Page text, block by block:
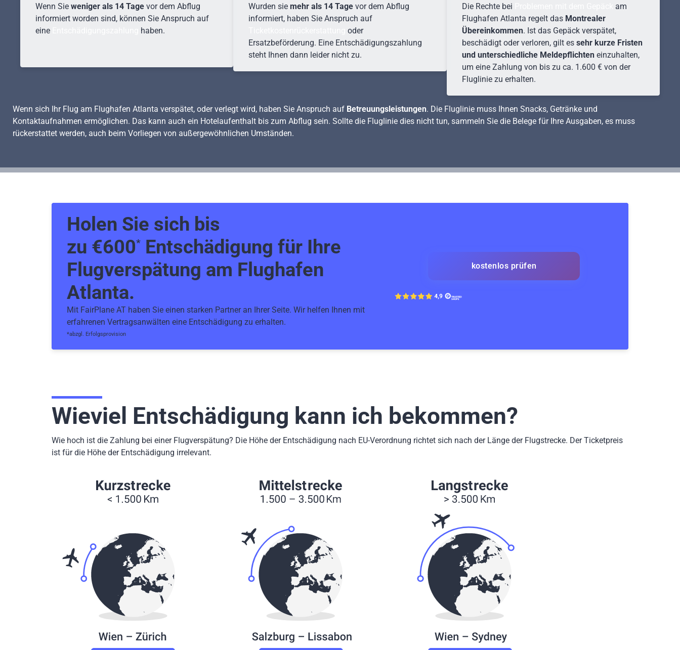
Wenn Sie weniger als 14 Tage vor dem Abflug
informiert worden sind, können Sie Anspruch auf
eine
haben.
Wurden siemehr als 14 Tage vor dem Abflug
informiert, haben Sie Anspruch auf
oder
Ersatzbeförderung. Eine Entschädigungszahlung
steht Ihnen dann leider nicht zu.
Die Rechte bei
am
Flughafen Atlanta regelt das Montrealer
Übereinkommen. Ist das Gepäck verspätet,
beschädigt oder verloren, gilt es sehr kurze Fristen
und unterschiedliche Meldepflichten einzuhalten,
um eine Zahlung von bis zu ca. 1.600 € von der
Fluglinie zu erhalten.
Wenn sich Ihr Flug am Flughafen Atlanta verspätet, oder verlegt wird, haben Sie Anspruch auf Betreuungsleistungen. Die Fluglinie muss Ihnen Snacks, Getränke und
Kontaktaufnahmen ermöglichen. Das kann auch ein Hotelaufenthalt bis zum Abflug sein. Sollte die Fluglinie dies nicht tun, sammeln Sie die Belege für Ihre Ausgaben, es muss
rückerstattet werden, auch beim Vorliegen von außergewöhnlichen Umständen.
Holen Sie sich bis
zu €600* Entschädigung für Ihre
Flugverspätung am Flughafen
Atlanta.
Mit FairPlane AT haben Sie einen starken Partner an Ihrer Seite. Wir helfen Ihnen mit
erfahrenen Vertragsanwälten eine Entschädigung zu erhalten.
*abzgl. Erfolgsprovision
kostenlos prüfen
Wieviel Entschädigung kann ich bekommen?
Wie hoch ist die Zahlung bei einer Flugverspätung? Die Höhe der Entschädigung nach EU-Verordnung richtet sich nach der Länge der Flugstrecke. Der Ticketpreis
ist für die Höhe der Entschädigung irrelevant.